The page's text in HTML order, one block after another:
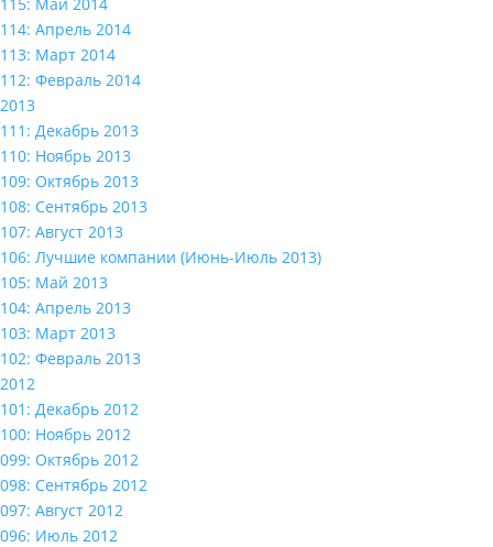
114: Апрель 2014
113: Март 2014
112: Февраль 2014
2013
111: Декабрь 2013
110: Ноябрь 2013
109: Октябрь 2013
108: Сентябрь 2013
107: Август 2013
106: Лучшие компании (Июнь-Июль 2013)
105: Май 2013
104: Апрель 2013
103: Март 2013
102: Февраль 2013
2012
101: Декабрь 2012
100: Ноябрь 2012
099: Октябрь 2012
098: Сентябрь 2012
097: Август 2012
096: Июль 2012